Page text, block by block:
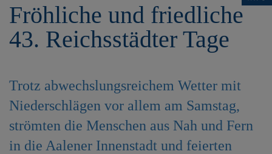
Fröhliche und friedliche
43. Reichsstädter Tage
Trotz abwechslungsreichem Wetter mit
Niederschlägen vor allem am Samstag,
strömten die Menschen aus Nah und Fern
in die Aalener Innenstadt und feierten